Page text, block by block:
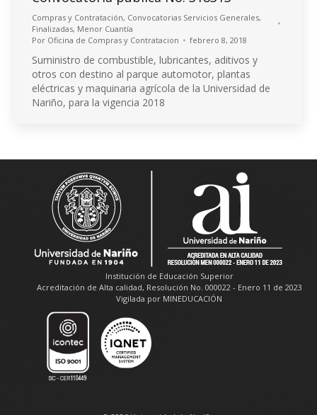
Compras y Contratación, Convocatorias Servicios Generales,
Finalizadas, Menor Cuantía
Por Oficina de Compras y Contratacion febrero 8, 2018
Suministro de combustible, lubricantes, aditivos y
otros con destino al parque automotor, plantas
eléctricas y maquinaria agrícola de la Universidad de
Nariño, para la vigencia 2018
Institución de Educación Superior
Acreditación de Alta calidad, Resolución No. 000022 - Enero 11 de 2023
Vigilada por MINEDUCACIÓN